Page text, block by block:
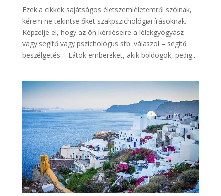
Ezek a cikkek sajátságos életszemléletemről szólnak,
kérem ne tekintse őket szakpszichológiai írásoknak.
Képzelje el, hogy az ön kérdéseire a lélekgyógyász
vagy segítő vagy pszichológus stb. válaszol – segítő
beszélgetés – Látok embereket, akik boldogok, pedig...